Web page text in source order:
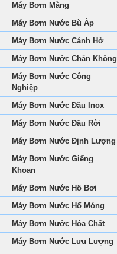
Máy Bơm Màng
Máy Bơm Nước Bù Áp
Máy Bơm Nước Cánh Hở
Máy Bơm Nước Chân Không
Máy Bơm Nước Công
Nghiệp
Máy Bơm Nước Đầu Inox
Máy Bơm Nước Đầu Rời
Máy Bơm Nước Định Lượng
Máy Bơm Nước Giếng
Khoan
Máy Bơm Nước Hồ Bơi
Máy Bơm Nước Hố Móng
Máy Bơm Nước Hóa Chất
Máy Bơm Nước Lưu Lượng